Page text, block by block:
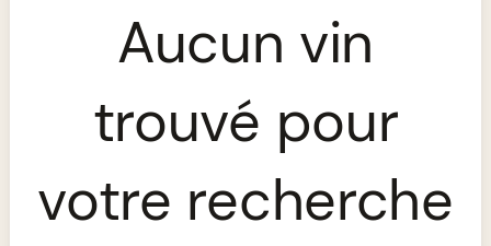
Aucun vin
trouvé pour
votre recherche